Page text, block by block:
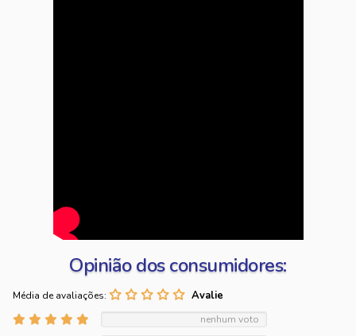
Opinião dos consumidores:
Média de avaliações:
nenhum voto